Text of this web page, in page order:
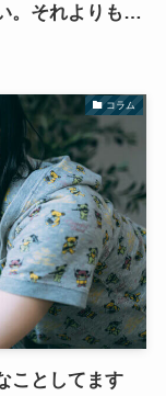
。それよりも…
コラム
ことしてます